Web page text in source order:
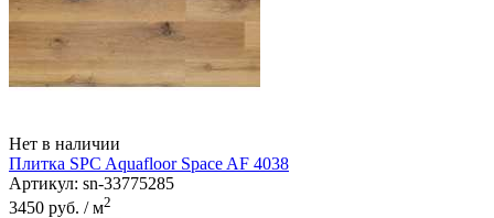
Нет в наличии
Плитка SPC Aquafloor Space AF 4038
Артикул: sn-33775285
3450 руб. / м2